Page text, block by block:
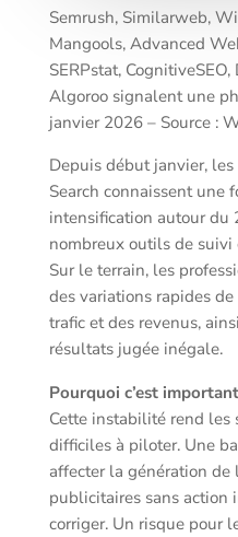
Semrush, Similarweb,
Mangools, Advanced
SERPstat,
Algoroo signalent une
janvier 2026 – Source :
Depuis début janvier,
Search connaissent une
intensification autour du
nombreux outils de
Sur le terrain, les
des variations rapides
trafic et des revenus,
résultats jugée inégale.
Pourquoi c’est
Cette instabilité rend les
difficiles à piloter. Une
affecter la génération de
publicitaires sans
corriger. Un risque pour